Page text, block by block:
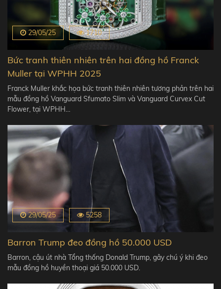
29/05/25 1710
Bức tranh thiên nhiên trên hai đồng hồ Franck
Muller tại WPHH 2025
Franck Muller khắc họa bức tranh thiên nhiên tương phản trên hai
mẫu đồng hồ Vanguard Sfumato Slim và Vanguard Curvex Cut
Flower, tại WPHH…
29/05/25 5258
Barron Trump đeo đồng hồ 50.000 USD
Barron, cậu út nhà Tổng thống Donald Trump, gây chú ý khi đeo
mẫu đồng hồ huyền thoại giá 50.000 USD.